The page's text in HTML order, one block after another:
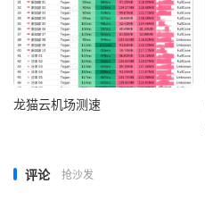
龙猫云机场测速
评论 抢沙发